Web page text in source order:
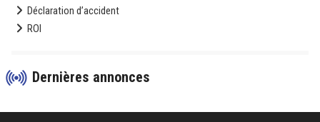
Déclaration d’accident
ROI
Dernières annonces